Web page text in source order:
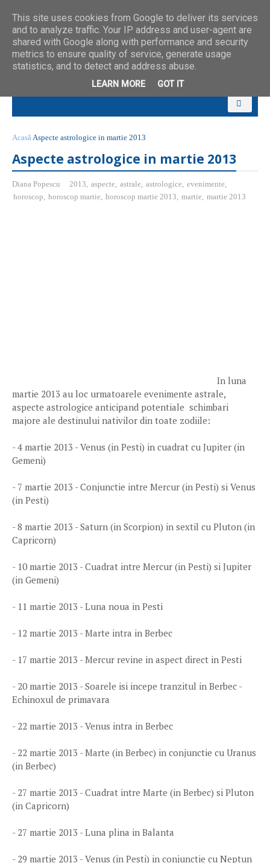
AcasăAspecte astrologice in martie 2013
Aspecte astrologice in martie 2013
Diana Popescu 2013, aspecte, astrale, astrologice, evenimente,
horoscop, horoscop martie, horoscop martie 2013, martie, martie 2013
In luna
martie 2013 au loc urmatoarele evenimente astrale,
aspecte astrologice anticipand potentiale schimbari
majore ale destinului nativilor din toate zodiile:
- 4 martie 2013 - Venus (in Pesti) in cuadrat cu Jupiter (in
Gemeni)
- 7 martie 2013 - Conjunctie intre Mercur (in Pesti) si Venus
(in Pesti)
- 8 martie 2013 - Saturn (in Scorpion) in sextil cu Pluton (in
Capricorn)
- 10 martie 2013 - Cuadrat intre Mercur (in Pesti) si Jupiter
(in Gemeni)
- 11 martie 2013 - Luna noua in Pesti
- 12 martie 2013 - Marte intra in Berbec
- 17 martie 2013 - Mercur revine in aspect direct in Pesti
- 20 martie 2013 - Soarele isi incepe tranzitul in Berbec -
Echinoxul de primavara
- 22 martie 2013 - Venus intra in Berbec
- 22 martie 2013 - Marte (in Berbec) in conjunctie cu Uranus
(in Berbec)
- 27 martie 2013 - Cuadrat intre Marte (in Berbec) si Pluton
(in Capricorn)
- 27 martie 2013 - Luna plina in Balanta
- 29 martie 2013 - Venus (in Pesti) in conjunctie cu Neptun
This site uses cookies from Google to deliver its services
and to analyze traffic. Your IP address and user-agent are
shared with Google along with performance and security
metrics to ensure quality of service, generate usage
statistics, and to detect and address abuse.
LEARN MORE GOT IT